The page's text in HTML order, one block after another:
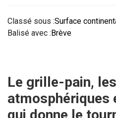
Classé sous :Surface
Balisé avec :Brève
Le grille-pain,
atmosphériques